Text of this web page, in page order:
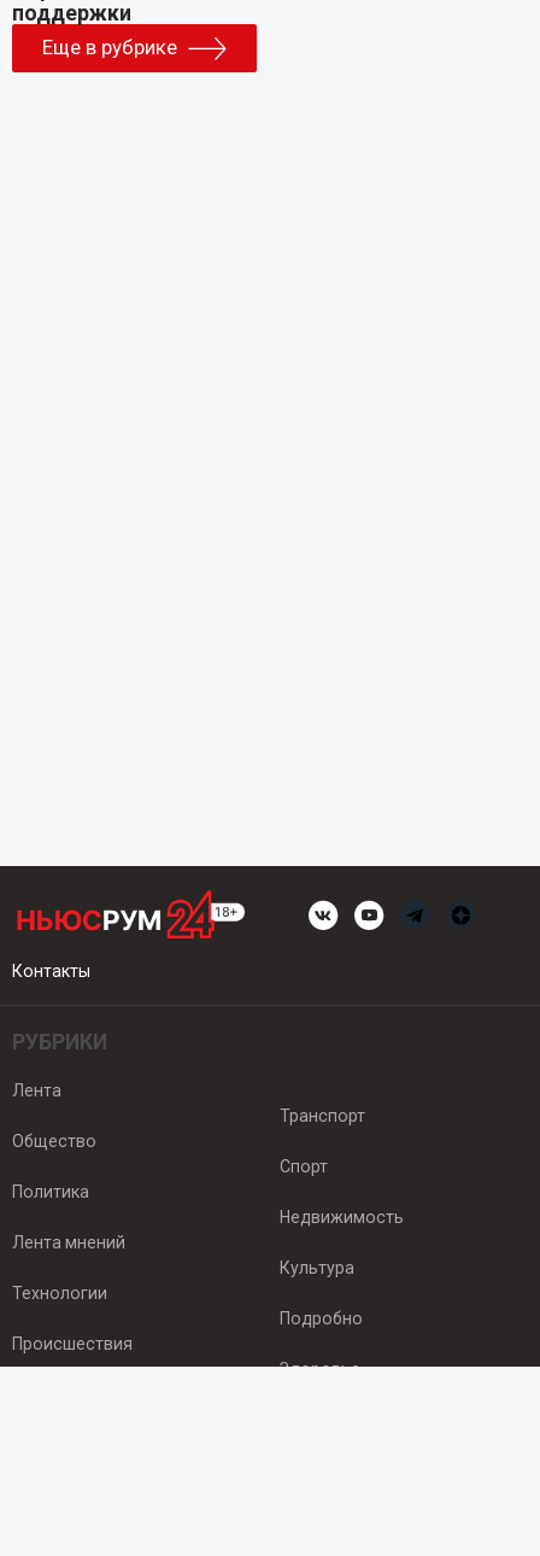
Еще в рубрике
Контакты
РУБРИКИ
Лента
Общество
Политика
Лента мнений
Технологии
Происшествия
Транспорт
Спорт
Недвижимость
Культура
Подробно
Здоровье